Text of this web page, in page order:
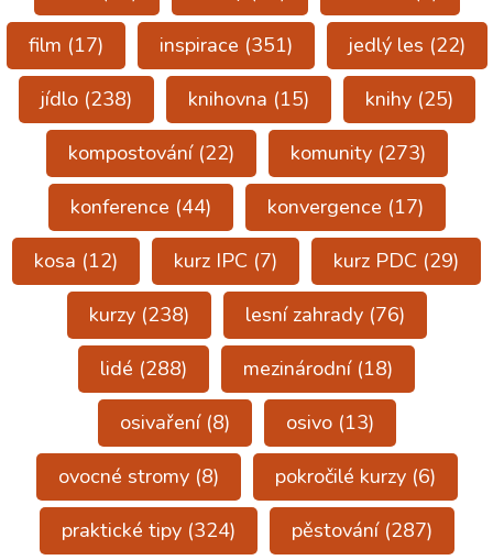
film (17) inspirace (351) jedlý les (22)
jídlo(238) knihovna (15) knihy(25)
kompostování(22) komunity(273)
konference (44) konvergence (17)
kosa (12) kurz IPC (7) kurz PDC (29)
kurzy(238) lesní zahrady(76)
lidé (288) mezinárodní(18)
osivaření(8) osivo(13)
ovocné stromy(8) pokročilé kurzy(6)
praktické tipy(324) pěstování(287)